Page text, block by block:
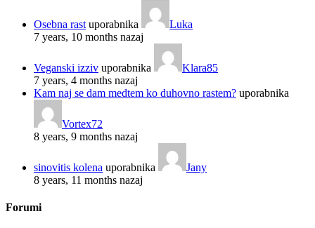
Osebna rast uporabnika
Luka
7 years, 10 months nazaj
Veganski izziv uporabnika
Klara85
7 years, 4 months nazaj
Kam naj se dam medtem ko duhovno rastem? uporabnika
Vortex72
8 years, 9 months nazaj
sinovitis kolena uporabnika
Jany
8 years, 11 months nazaj
Forumi